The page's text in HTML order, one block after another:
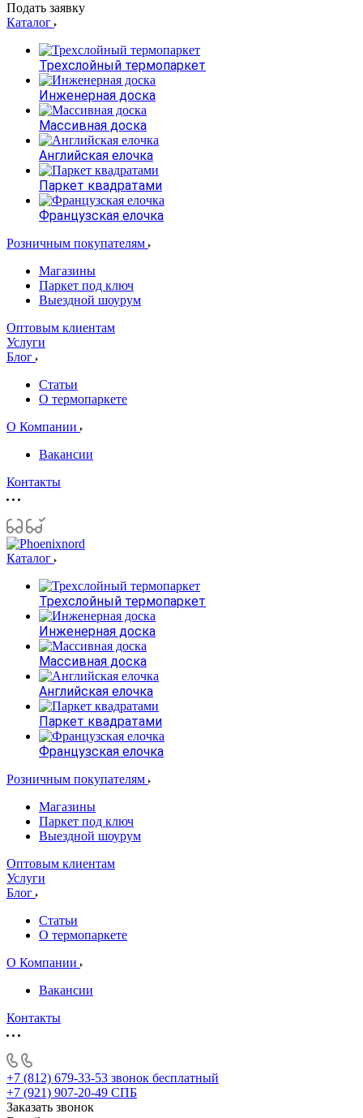
Подать заявку
Каталог
Трехслойный термопаркет
Инженерная доска
Массивная доска
Английская елочка
Паркет квадратами
Французская елочка
Розничным покупателям
Магазины
Паркет под ключ
Выездной шоурум
Оптовым клиентам
Услуги
Блог
Статьи
О термопаркете
О Компании
Вакансии
Контакты
Каталог
Трехслойный термопаркет
Инженерная доска
Массивная доска
Английская елочка
Паркет квадратами
Французская елочка
Розничным покупателям
Магазины
Паркет под ключ
Выездной шоурум
Оптовым клиентам
Услуги
Блог
Статьи
О термопаркете
О Компании
Вакансии
Контакты
+7 (812) 679-33-53 звонок бесплатный
+7 (921) 907-20-49 СПБ
Заказать звонок